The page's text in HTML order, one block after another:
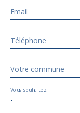
Email
Téléphone
Votre commune
-
Vous souhaitez